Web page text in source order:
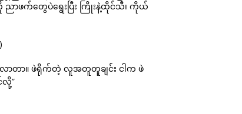
ာဖက်တွေပဲရွေးပြီး ကြိုးနဲ့ထိုင်သီ၊ ကိုယ်
လာတာ။ ဖဲရိုက်တဲ့ လူအတူတူချင်း ငါက ဖဲ
လို့”